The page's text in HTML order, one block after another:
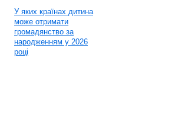
У яких країнах дитина
може отримати
громадянство за
народженням у 2026
році